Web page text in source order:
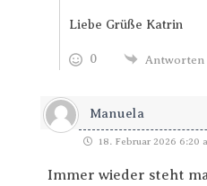
Liebe Grüße Katrin
0 Antworten
Manuela
18. Februar 2026 6:20
Immer wieder steht